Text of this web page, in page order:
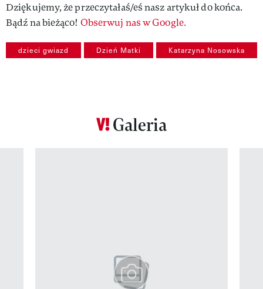
Dziękujemy, że przeczytałaś/eś nasz artykuł do końca.
Bądź na bieżąco! Obserwuj nas w Google.
dzieci gwiazd Dzień Matki Katarzyna Nosowska
Galeria